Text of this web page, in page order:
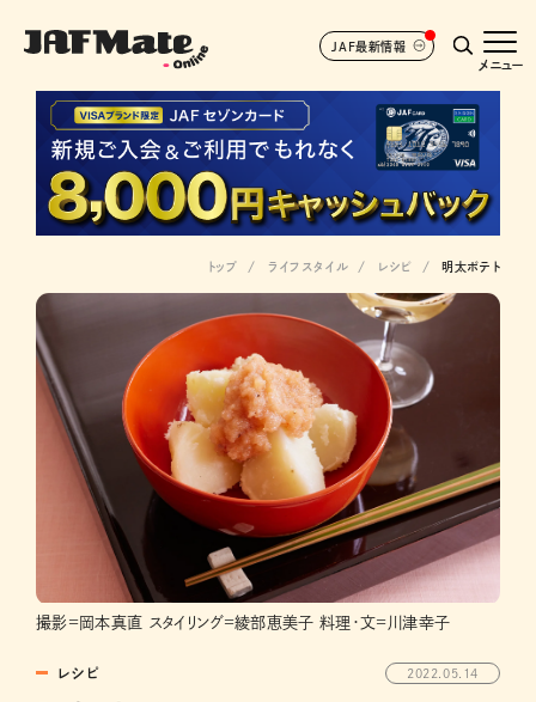
JAF最新情報
メニュー
トップ ライフスタイル レシピ 明太ポテト
撮影=岡本真直 スタイリング=綾部恵美子 料理・文=川津幸子
レシピ 2022.05.14